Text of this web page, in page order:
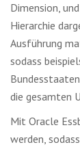
Dimension,
Hierarchie
Ausführung
sodass
die gesamten
Mit Oracle
werden,